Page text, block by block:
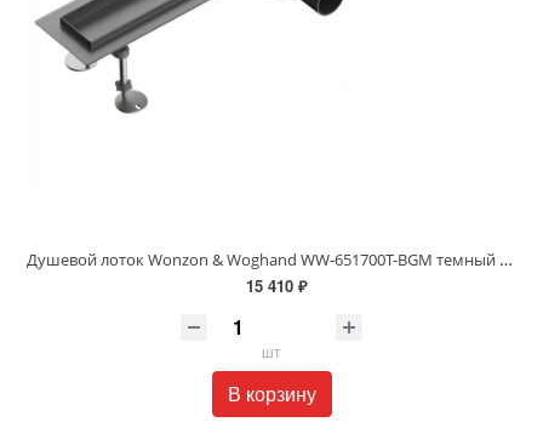
Душевой лоток Wonzon & Woghand WW-651700T-BGM темный графит
15 410 ₽
шт
В корзину